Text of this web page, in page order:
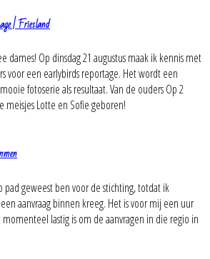
| Friesland
dames! Op dinsdag 21 augustus maak ik kennis met
voor een earlybirds reportage. Het wordt een
fotoserie als resultaat. Van de ouders Op 2
meisjes Lotte en Sofie geboren!
pad geweest ben voor de stichting, totdat ik
aanvraag binnen kreeg. Het is voor mij een uur
lastig is om de aanvragen in die regio in